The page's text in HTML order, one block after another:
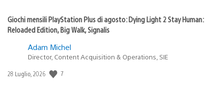
Giochi mensili PlayStation Plus di agosto: Dying Light 2 Stay Human:
Reloaded Edition, Big Walk, Signalis
Adam Michel
Director, Content Acquisition & Operations, SIE
Data
28 Luglio, 2026 7